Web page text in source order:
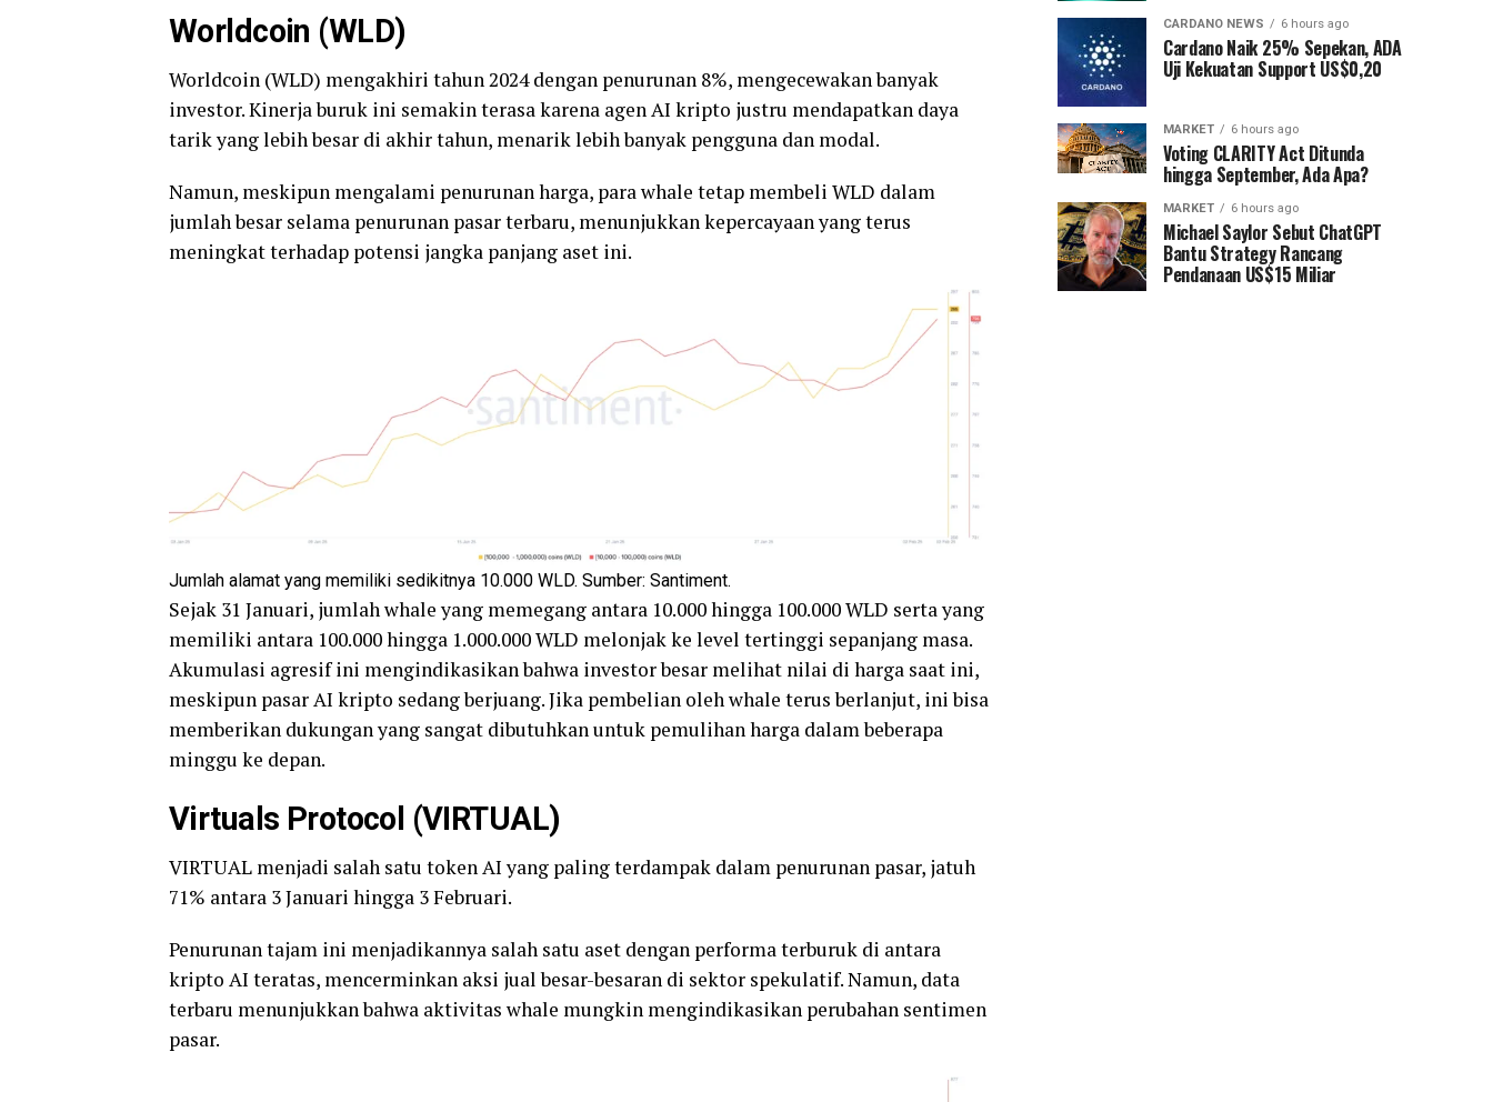
Worldcoin (WLD)
Worldcoin (WLD) mengakhiri tahun 2024 dengan penurunan 8%, mengecewakan banyak
investor. Kinerja buruk ini semakin terasa karena agen AI kripto justru mendapatkan daya
tarik yang lebih besar di akhir tahun, menarik lebih banyak pengguna dan modal.
Namun, meskipun mengalami penurunan harga, para whale tetap membeli WLD dalam
jumlah besar selama penurunan pasar terbaru, menunjukkan kepercayaan yang terus
meningkat terhadap potensi jangka panjang aset ini.
Jumlah alamat yang memiliki sedikitnya 10.000 WLD. Sumber: Santiment.
Sejak 31 Januari, jumlah whale yang memegang antara 10.000 hingga 100.000 WLD serta yang
memiliki antara 100.000 hingga 1.000.000 WLD melonjak ke level tertinggi sepanjang masa.
Akumulasi agresif ini mengindikasikan bahwa investor besar melihat nilai di harga saat ini,
meskipun pasar AI kripto sedang berjuang. Jika pembelian oleh whale terus berlanjut, ini bisa
memberikan dukungan yang sangat dibutuhkan untuk pemulihan harga dalam beberapa
minggu ke depan.
Virtuals Protocol (VIRTUAL)
VIRTUAL menjadi salah satu token AI yang paling terdampak dalam penurunan pasar, jatuh
71% antara 3 Januari hingga 3 Februari.
Penurunan tajam ini menjadikannya salah satu aset dengan performa terburuk di antara
kripto AI teratas, mencerminkan aksi jual besar-besaran di sektor spekulatif. Namun, data
terbaru menunjukkan bahwa aktivitas whale mungkin mengindikasikan perubahan sentimen
pasar.
CARDANO NEWS 6 hours ago
Cardano Naik 25% Sepekan, ADA
Uji Kekuatan Support US$0,20
MARKET 6 hours ago
Voting CLARITY Act Ditunda
hingga September, Ada Apa?
MARKET 6 hours ago
Michael Saylor Sebut ChatGPT
Bantu Strategy Rancang
Pendanaan US$15 Miliar